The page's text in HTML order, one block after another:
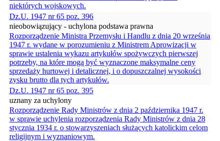
niektórych wojskowych.
Dz.U. 1947 nr 65 poz. 396
nieobowiązujący - uchylona podstawa prawna
Rozporządzenie Ministra Przemysłu i Handlu z dnia 20 września
1947 r. wydane w porozumieniu z Ministrem Aprowizacji w
sprawie ustalenia wykazu artykułów spożywczych pierwszej
potrzeby, na które mogą być wyznaczone maksymalne ceny
sprzedaży hurtowej i detalicznej, i o dopuszczalnej wysokości
zysku brutto dla tych artykułów.
Dz.U. 1947 nr 65 poz. 395
uznany za uchylony
Rozporządzenie Rady Ministrów z dnia 2 października 1947 r.
w sprawie uchylenia rozporządzenia Rady Ministrów z dnia 28
stycznia 1934 r. o stowarzyszeniach służących katolickim celom
religijnym i wyznaniowym.